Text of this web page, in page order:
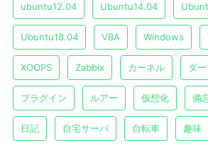
ubuntu12.04 Ubuntu14.04
Ubuntu18.04 VBA Windows
XOOPS Zabbix カーネル ダ
プラグイン ルアー 仮想化 備
日記 自宅サーバ 自転車 趣味